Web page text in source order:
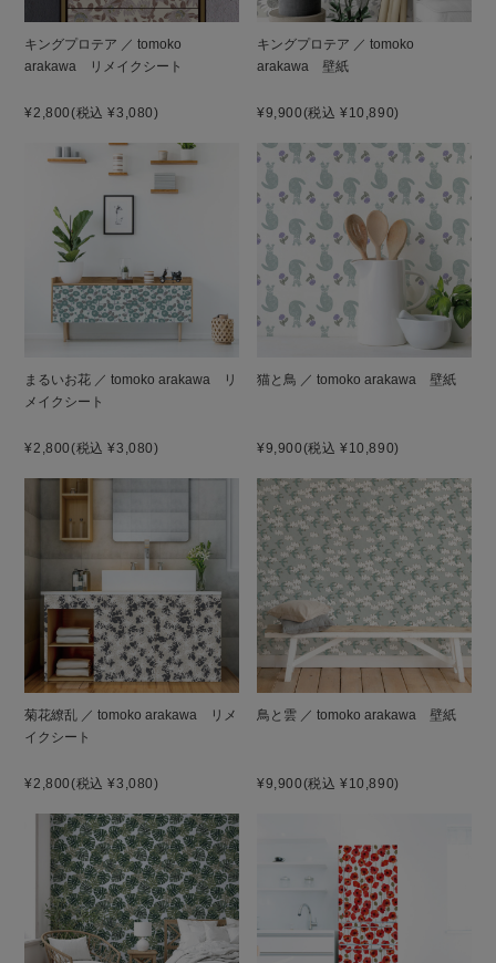
キングプロテア ／ tomoko
arakawa リメイクシート
¥2,800(税込 ¥3,080)
キングプロテア ／ tomoko
arakawa 壁紙
¥9,900(税込 ¥10,890)
まるいお花 ／ tomoko arakawa リ
メイクシート
¥2,800(税込 ¥3,080)
猫と鳥 ／ tomoko arakawa 壁紙
¥9,900(税込 ¥10,890)
菊花繚乱 ／ tomoko arakawa リメ
イクシート
¥2,800(税込 ¥3,080)
鳥と雲 ／ tomoko arakawa 壁紙
¥9,900(税込 ¥10,890)